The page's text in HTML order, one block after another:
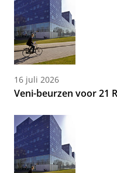
16 juli 2026
Veni-beurzen voor 21